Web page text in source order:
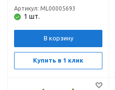
1 шт.
Артикул: ML00005693
В корзину
Купить в 1 клик